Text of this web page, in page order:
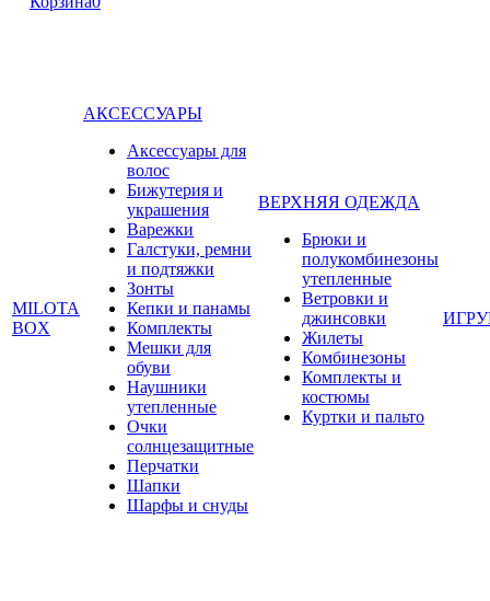
MILOTA
BOX
АКСЕССУАРЫ
Аксессуары для
волос
Бижутерия и
украшения
Варежки
Галстуки, ремни
и подтяжки
Зонты
Кепки и панамы
Комплекты
Мешки для
обуви
Наушники
утепленные
Очки
солнцезащитные
Перчатки
Шапки
Шарфы и снуды
ВЕРХНЯЯ ОДЕЖДА
Брюки и
полукомбинезоны
утепленные
Ветровки и
джинсовки
Жилеты
Комбинезоны
Комплекты и
костюмы
Куртки и пальто